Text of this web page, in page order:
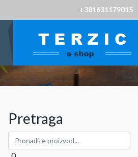
+381631179015
Pretraga